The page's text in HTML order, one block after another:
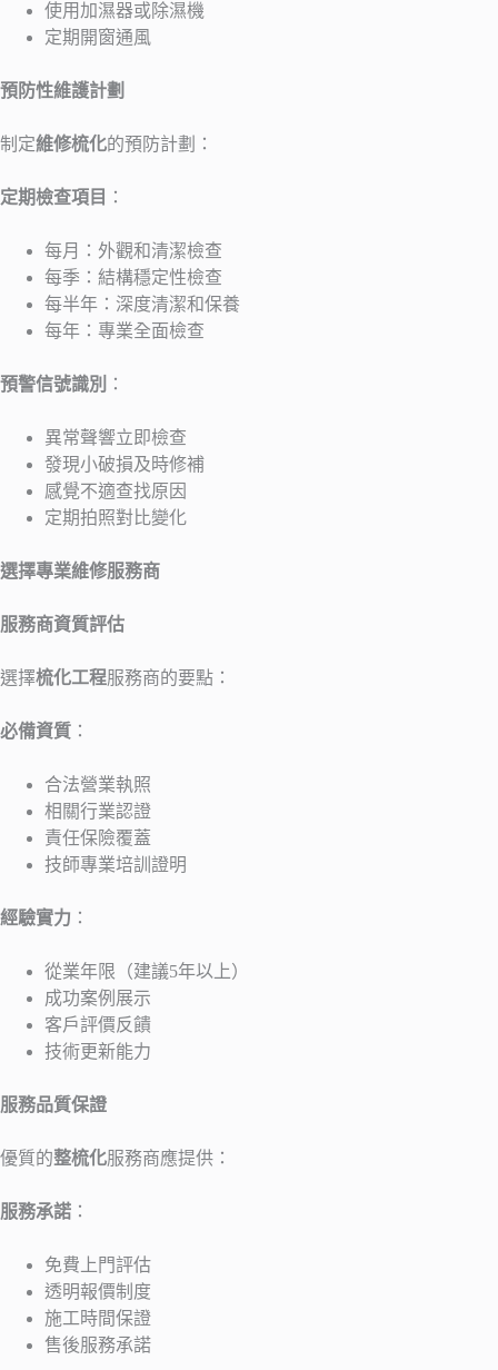
使用加濕器或除濕機
定期開窗通風
預防性維護計劃
制定維修梳化的預防計劃：
定期檢查項目 ：
每月：外觀和清潔檢查
每季：結構穩定性檢查
每半年：深度清潔和保養
每年：專業全面檢查
預警信號識別 ：
異常聲響立即檢查
發現小破損及時修補
感覺不適查找原因
定期拍照對比變化
選擇專業維修服務商
服務商資質評估
選擇梳化工程服務商的要點：
必備資質 ：
合法營業執照
相關行業認證
責任保險覆蓋
技師專業培訓證明
經驗實力 ：
從業年限（建議5年以上）
成功案例展示
客戶評價反饋
技術更新能力
服務品質保證
優質的整梳化服務商應提供：
服務承諾 ：
免費上門評估
透明報價制度
施工時間保證
售後服務承諾